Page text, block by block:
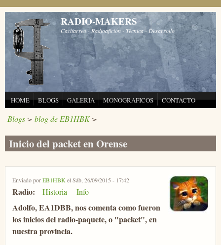
Pasar al contenido principal
RADIO-MAKERS
Cacharreo - Radioafición - Técnica - Desarrollo
HOME BLOGS GALERIA MONOGRAFICOS CONTACTO
Blogs > blog de EB1HBK>
Inicio del packet en Orense
Enviado porEB1HBK el Sáb, 26/09/2015 - 17:42
Radio: Historia Info
Adolfo, EA1DBB, nos comenta como fueron
los inicios del radio-paquete, o "packet", en
nuestra provincia.